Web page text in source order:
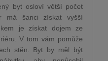
byt osloví větší počet
má šanci získat vyšší
je získat dojem ze
V tom vám pomůže
stěn. Byt by měl být